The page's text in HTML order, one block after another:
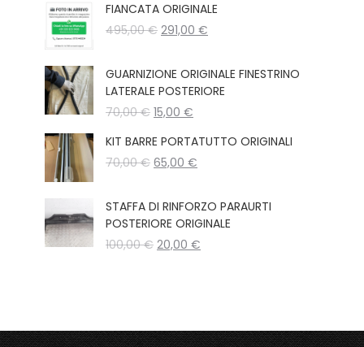
originale
era:
attuale
è:
FIANCATA ORIGINALE
495,00€ Il
era:
495,00 €.
291,00 €
è:
291,00 €.
GUARNIZIONE ORIGINALE FINESTRINO
LATERALE POSTERIORE
70,00€ Il
originale
era:
15,00 €
attuale
è:
KIT BARRE PORTATUTTO ORIGINALI
70,00€ Il
era:
70,00 €.
65,00 €
è:
65,00 €.
STAFFA DI RINFORZO PARAURTI
POSTERIORE ORIGINALE
100,00€ Il
20,00 €